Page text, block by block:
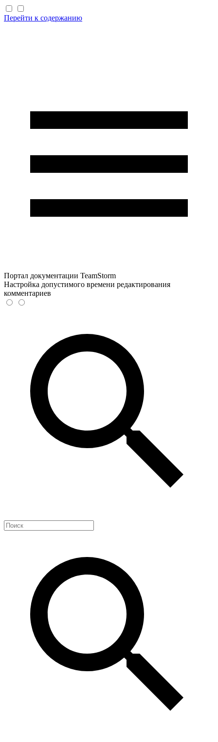
Перейти к содержанию
Портал документации TeamStorm
Настройка допустимого времени редактирования
комментариев